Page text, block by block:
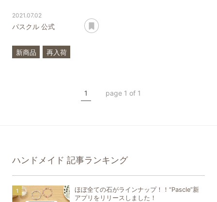
2021.07.02
パスクル 公式
新商品
再入荷
1 page 1 of 1
ハンドメイド 記事ランキング
ほぼ全ての石がラインナップ！！“Pascle”新
アプリをリリースしました！